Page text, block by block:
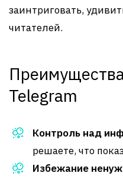
заинтриговать,
читателей.
Telegram
Контроль над
решаете, что
Избежание